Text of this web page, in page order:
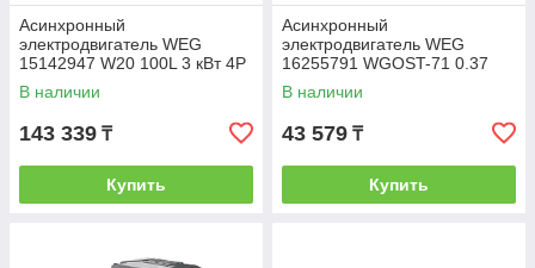
Асинхронный
электродвигатель WEG
15142947 W20 100L 3 кВт 4P
B3T 220-460 В 50 Гц
В наличии
143 339 ₸
Купить
Асинхронный
электродвигатель WEG
16255791 WGOST-71 0.37
кВт 2P B3T 220/380 В 50 Гц
В наличии
43 579 ₸
Купить